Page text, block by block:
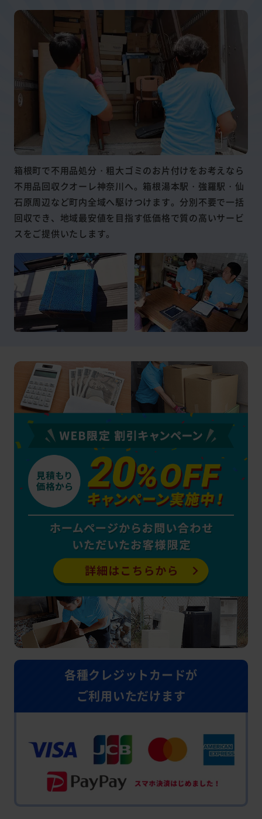
箱根町で不用品処分・粗大ゴミのお片付けをお考えなら
不用品回収クオーレ神奈川へ。箱根湯本駅・強羅駅・仙
石原周辺など町内全域へ駆けつけます。分別不要で一括
回収でき、地域最安値を目指す低価格で質の高いサービ
スをご提供いたします。
各種クレジットカードが
ご利用いただけます